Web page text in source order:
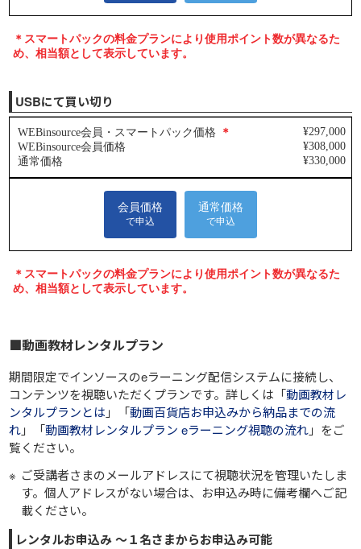
USBにて買い切り
■動画教材レンタルプラン
期間限定でインソースのeラーニング配信システムに接続し、
コンテンツを視聴いただくプランです。詳しくは「動画教材レ
ンタルプランとは 」「動画百貨店お申込みから納品までの流
れ」「動画教材レンタルプラン eラーニング視聴の流れ」をご
覧ください。
ご受講者さまのメールアドレスにて視聴状況を管理いたしま
す。個人アドレスがない場合は、お申込み時に備考欄へご記
載ください。
レンタルお申込み ～１名さまからお申込み可能